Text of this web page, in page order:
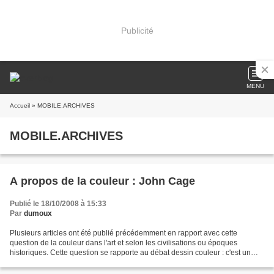
Publicité
MENU
Accueil » MOBILE.ARCHIVES
MOBILE.ARCHIVES
A propos de la couleur : John Cage
Publié le 18/10/2008 à 15:33
Par dumoux
Plusieurs articles ont été publié précédemment en rapport avec cette
question de la couleur dans l'art et selon les civilisations ou époques
historiques. Cette question se rapporte au débat dessin couleur : c'est un